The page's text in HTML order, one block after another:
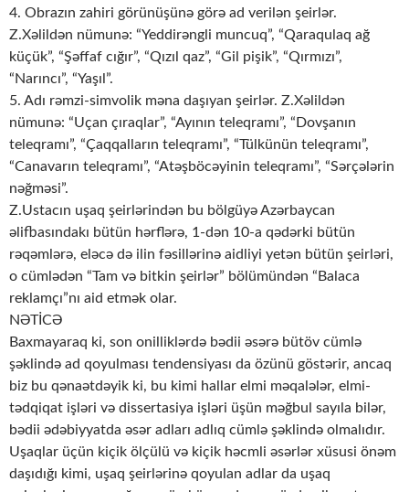
4. Obrazın zahiri görünüşünə görə ad verilən şeirlər.
Z.Xəlildən nümunə: “Yeddirəngli muncuq”, “Qaraqulaq ağ
küçük”, “Şəffaf cığır”, “Qızıl qaz”, “Gil pişik”, “Qırmızı”,
“Narıncı”, “Yaşıl”.
5. Adı rəmzi-simvolik məna daşıyan şeirlər. Z.Xəlildən
nümunə: “Uçan çıraqlar”, “Ayının teleqramı”, “Dovşanın
teleqramı”, “Çaqqalların teleqramı”, “Tülkünün teleqramı”,
“Canavarın teleqramı”, “Atəşböcəyinin teleqramı”, “Sərçələrin
nəğməsi”.
Z.Ustacın uşaq şeirlərindən bu bölgüyə Azərbaycan
əlifbasındakı bütün hərflərə, 1-dən 10-a qədərki bütün
rəqəmlərə, eləcə də ilin fəsillərinə aidliyi yetən bütün şeirləri,
o cümlədən “Tam və bitkin şeirlər” bölümündən “Balaca
reklamçı”nı aid etmək olar.
NƏTİCƏ
Baxmayaraq ki, son onilliklərdə bədii əsərə bütöv cümlə
şəklində ad qoyulması tendensiyası da özünü göstərir, ancaq
biz bu qənaətdəyik ki, bu kimi hallar elmi məqalələr, elmi-
tədqiqat işləri və dissertasiya işləri üşün məğbul sayıla bilər,
bədii ədəbiyyatda əsər adları adlıq cümlə şəklində olmalıdır.
Uşaqlar üçün kiçik ölçülü və kiçik həcmli əsərlər xüsusi önəm
daşıdığı kimi, uşaq şeirlərinə qoyulan adlar da uşaq